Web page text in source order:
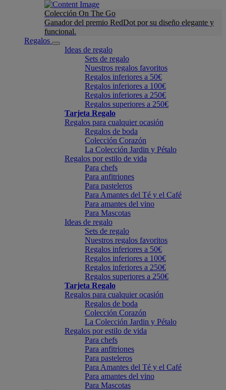
Colección On The Go
Ganador del premio RedDot por su diseño elegante y
funcional.
Regalos
Ideas de regalo
Sets de regalo
Nuestros regalos favoritos
Regalos inferiores a 50€
Regalos inferiores a 100€
Regalos inferiores a 250€
Regalos superiores a 250€
Tarjeta Regalo
Regalos para cualquier ocasión
Regalos de boda
Colección Corazón
La Colección Jardin y Pétalo
Regalos por estilo de vida
Para chefs
Para anfitriones
Para pasteleros
Para Amantes del Té y el Café
Para amantes del vino
Para Mascotas
Ideas de regalo
Sets de regalo
Nuestros regalos favoritos
Regalos inferiores a 50€
Regalos inferiores a 100€
Regalos inferiores a 250€
Regalos superiores a 250€
Tarjeta Regalo
Regalos para cualquier ocasión
Regalos de boda
Colección Corazón
La Colección Jardin y Pétalo
Regalos por estilo de vida
Para chefs
Para anfitriones
Para pasteleros
Para Amantes del Té y el Café
Para amantes del vino
Para Mascotas